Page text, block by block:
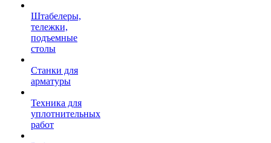
Штабелеры,
тележки,
подъемные
столы
Станки для
арматуры
Техника для
уплотнительных
работ